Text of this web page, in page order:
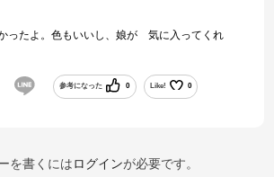
ったよ。色もいいし、娘が 気に入ってくれ
参考になった 0 Like! 0
を書くにはログインが必要です。